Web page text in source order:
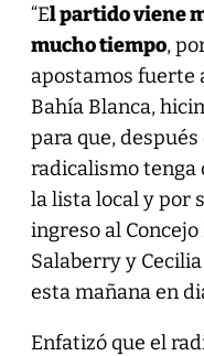
“El partido viene
mucho tiempo,
apostamos fuerte
Bahía Blanca,
para que,
radicalismo tenga
la lista local y por
ingreso al
Salaberry y
esta mañana en
Enfatizó que el